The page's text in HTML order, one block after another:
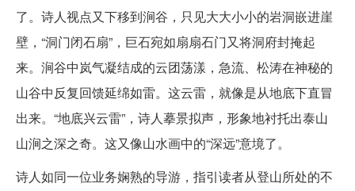
了。诗人视点又下移到涧谷，只见大大小小的岩洞嵌进崖
壁，“洞门闭石扇”，巨石宛如扇扇石门又将洞府封掩起
来。涧谷中岚气凝结成的云团荡漾，急流、松涛在神秘的
山谷中反复回馈延绵如雷。这云雷，就像是从地底下直冒
出来。“地底兴云雷”，诗人摹景拟声，形象地衬托出泰山
山涧之深之奇。这又像山水画中的“深远”意境了。
诗人如同一位业务娴熟的导游，指引读者从登山所处的不